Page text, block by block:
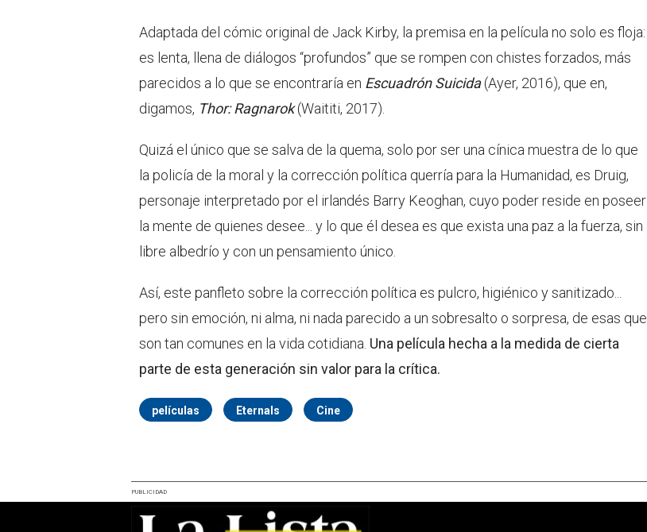
Adaptada del cómic original de Jack Kirby, la premisa en la película no solo es floja:
es lenta, llena de diálogos “profundos” que se rompen con chistes forzados, más
parecidos a lo que se encontraría en Escuadrón Suicida(Ayer, 2016), que en,
digamos, Thor: Ragnarok(Waititi, 2017).
Quizá el único que se salva de la quema, solo por ser una cínica muestra de lo que
la policía de la moral y la corrección política querría para la Humanidad, es Druig,
personaje interpretado por el irlandés Barry Keoghan, cuyo poder reside en poseer
la mente de quienes desee... y lo que él desea es que exista una paz a la fuerza, sin
libre albedrío y con un pensamiento único.
Así, este panfleto sobre la corrección política es pulcro, higiénico y sanitizado...
pero sin emoción, ni alma, ni nada parecido a un sobresalto o sorpresa, de esas que
son tan comunes en la vida cotidiana. Una película hecha a la medida de cierta
parte de esta generación sin valor para la crítica.
películas Eternals Cine
PUBLICIDAD